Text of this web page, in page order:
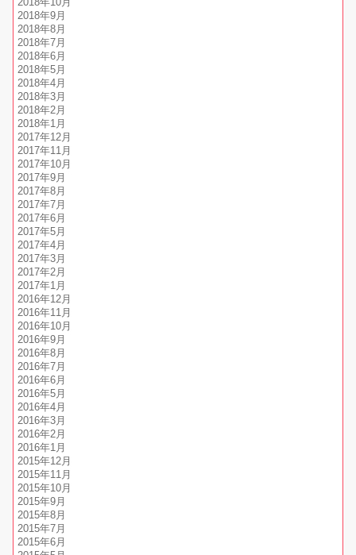
2018年9月
2018年8月
2018年7月
2018年6月
2018年5月
2018年4月
2018年3月
2018年2月
2018年1月
2017年12月
2017年11月
2017年10月
2017年9月
2017年8月
2017年7月
2017年6月
2017年5月
2017年4月
2017年3月
2017年2月
2017年1月
2016年12月
2016年11月
2016年10月
2016年9月
2016年8月
2016年7月
2016年6月
2016年5月
2016年4月
2016年3月
2016年2月
2016年1月
2015年12月
2015年11月
2015年10月
2015年9月
2015年8月
2015年7月
2015年6月